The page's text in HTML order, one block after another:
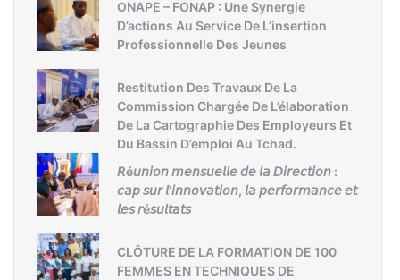
ONAPE – FONAP : Une Synergie
D’actions Au Service De L’insertion
Professionnelle Des Jeunes
Restitution Des Travaux De La
Commission Chargée De L’élaboration
De La Cartographie Des Employeurs Et
Du Bassin D’emploi Au Tchad.
𝘙é𝘶𝘯𝘪𝘰𝘯 𝘮𝘦𝘯𝘴𝘶𝘦𝘭𝘭𝘦 𝘥𝘦 𝘭𝘢 𝘋𝘪𝘳𝘦𝘤𝘵𝘪𝘰𝘯 :
𝘤𝘢𝘱 𝘴𝘶𝘳 𝘭’𝘪𝘯𝘯𝘰𝘷𝘢𝘵𝘪𝘰𝘯, 𝘭𝘢 𝘱𝘦𝘳𝘧𝘰𝘳𝘮𝘢𝘯𝘤𝘦 𝘦𝘵
𝘭𝘦𝘴 𝘳é𝘴𝘶𝘭𝘵𝘢𝘵𝘴
CLÔTURE DE LA FORMATION DE 100
FEMMES EN TECHNIQUES DE